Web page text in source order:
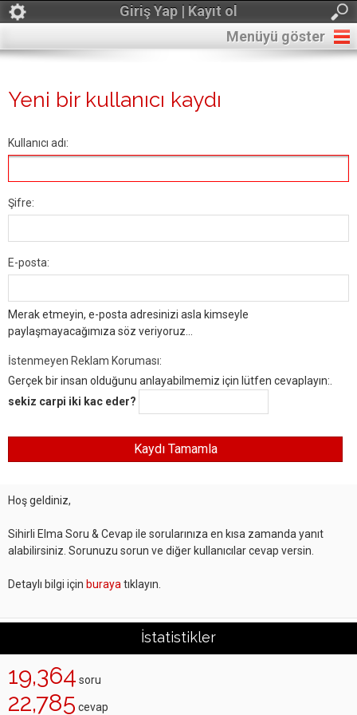
Giriş Yap | Kayıt ol
Menüyü göster
Yeni bir kullanıcı kaydı
Kullanıcı adı:
Şifre:
E-posta:
Merak etmeyin, e-posta adresinizi asla kimseyle
paylaşmayacağımıza söz veriyoruz...
İstenmeyen Reklam Koruması:
Gerçek bir insan olduğunu anlayabilmemiz için lütfen cevaplayın:.
sekiz carpi iki kac eder?
Hoş geldiniz,
Sihirli Elma Soru & Cevap ile sorularınıza en kısa zamanda yanıt
alabilirsiniz. Sorunuzu sorun ve diğer kullanıcılar cevap versin.
Detaylı bilgi için buraya tıklayın.
İstatistikler
19,364 soru
22,785 cevap